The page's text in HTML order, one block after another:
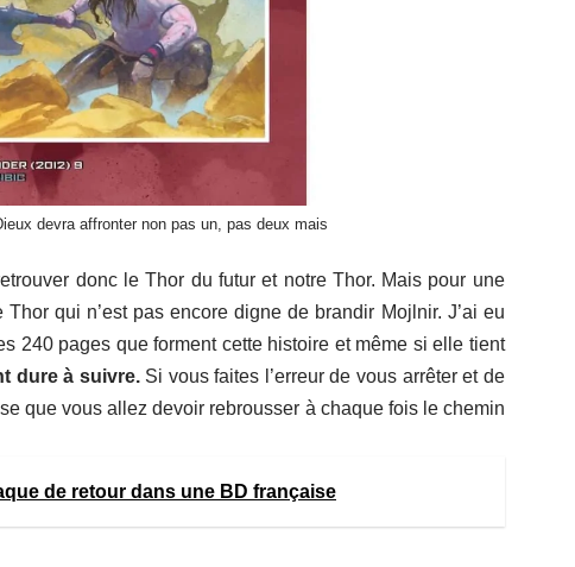
devra affronter non pas un, pas deux mais
donc le Thor du futur et notre Thor. Mais pour une
qui n’est pas encore digne de brandir Mojlnir. J’ai eu
240 pages que forment cette histoire et même si elle tient
dure à suivre.Si vous faites l’erreur de vous arrêter et de
que vous allez devoir rebrousser à chaque fois le chemin
de retour dans une BD française